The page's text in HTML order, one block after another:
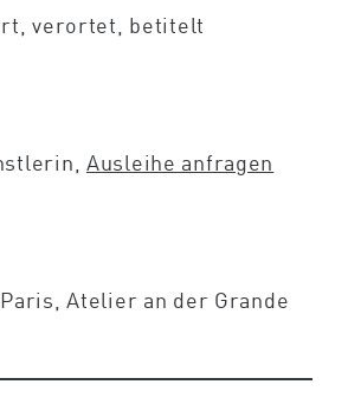
verortet, betitelt
Ausleihe anfragen
Atelier an der Grande